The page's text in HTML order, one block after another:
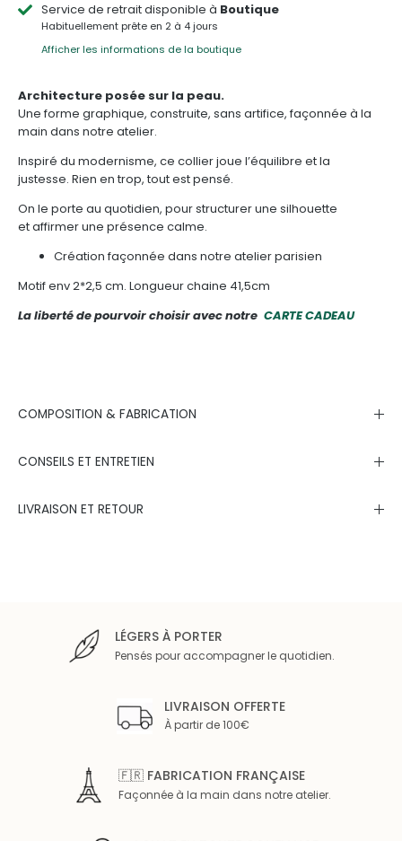
Service de retrait disponible à Boutique
Habituellement prête en 2 à 4 jours
Afficher les informations de la boutique
Architecture posée sur la peau.
Une forme graphique, construite, sans artifice, façonnée à la
main dans notre atelier.
Inspiré du modernisme, ce collier joue l’équilibre et la
justesse. Rien en trop, tout est pensé.
On le porte au quotidien, pour structurer une silhouette
et affirmer une présence calme.
Création façonnée dans notre atelier parisien
Motif env 2*2,5 cm. Longueur chaine 41,5cm
La liberté de pourvoir choisir avec notre CARTE CADEAU
COMPOSITION & FABRICATION
CONSEILS ET ENTRETIEN
LIVRAISON ET RETOUR
LÉGERS À PORTER
Pensés pour accompagner le quotidien.
LIVRAISON OFFERTE
À partir de 100€
🇫🇷 FABRICATION FRANÇAISE
Façonnée à la main dans notre atelier.